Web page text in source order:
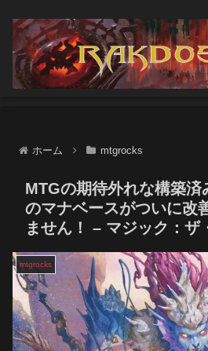
ホーム mtgrocks
MTGの期待外れな構築済
のマナベースがついに改
ません！ – マジック：ザ
mtgrocks